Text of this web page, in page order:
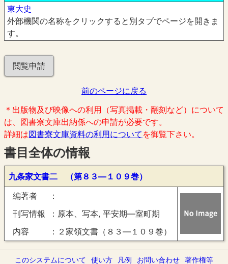
東大史
外部機関の名称をクリックすると別タブでページを開きま
す。
閲覧申請
前のページに戻る
＊出版物及び映像への利用（写真掲載・翻刻など）について
は、図書寮文庫出納係への申請が必要です。
詳細は図書寮文庫資料の利用について を御覧下さい。
書目全体の情報
九条家文書二 （第８３―１０９巻）
編著者
刊写情報
原本、写本, 平安期―室町期
内容
２家領文書（８３―１０９巻）
このシステムについて 使い方 凡例 お問い合わせ 著作権等